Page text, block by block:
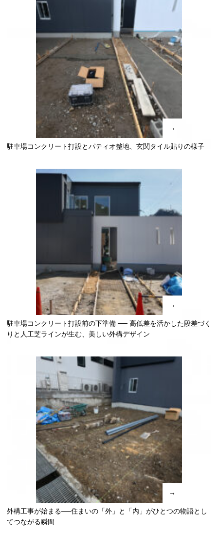
→
駐車場コンクリート打設とパティオ整地、玄関タイル貼りの様子
→
駐車場コンクリート打設前の下準備 ── 高低差を活かした段差づく
りと人工芝ラインが生む、美しい外構デザイン
→
外構工事が始まる──住まいの「外」と「内」がひとつの物語とし
てつながる瞬間